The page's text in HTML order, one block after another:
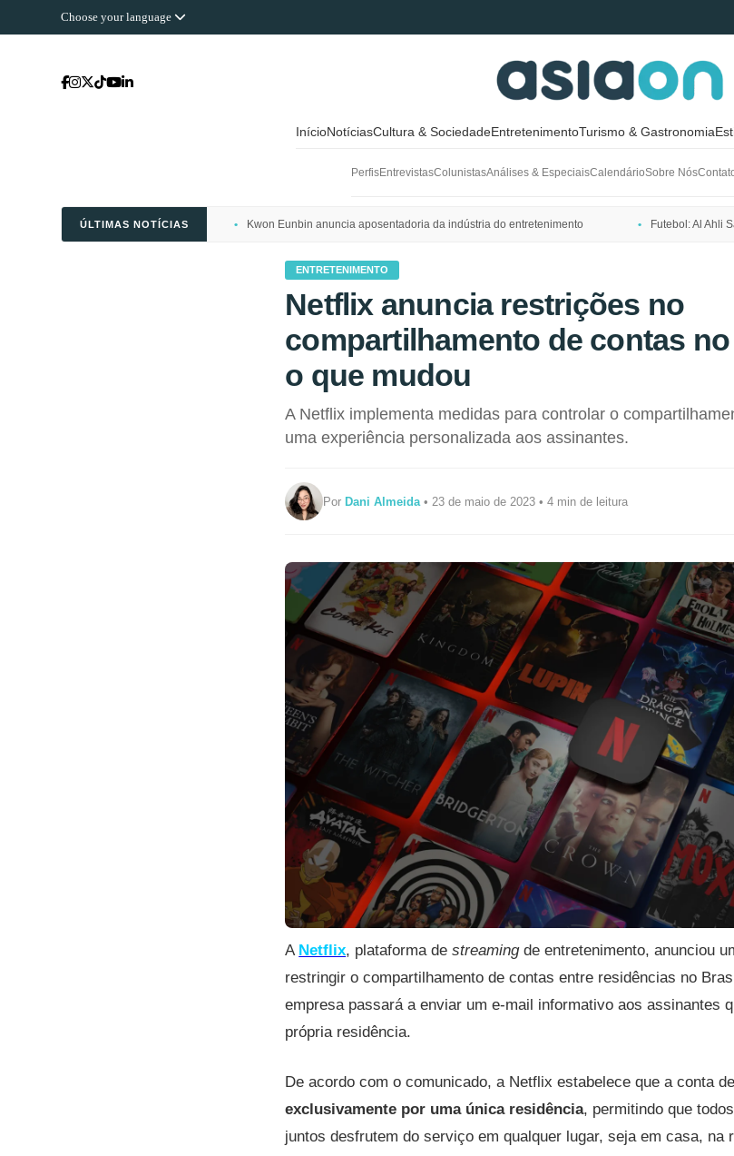
Choose your language
InícioNotíciasCultura & SociedadeEntretenimentoTurismo & Gastronomia
PerfisEntrevistasColunistasAnálises & EspeciaisCalendárioSobre Nós
ÚLTIMAS NOTÍCIAS Kwon Eunbin anuncia aposentadoria da indústria do entretenimento Futebol: Al Ahli
ENTRETENIMENTO
Netflix anuncia restrições no
compartilhamento de contas
o que mudou
A Netflix implementa medidas para controlar o
uma experiência personalizada aos assinantes.
PorDani Almeida • 23 de maio de 2023 • 4 min de leitura
A Netflix, plataforma destreamingde entretenimento, anunciou
restringir o compartilhamento de contas entre residências no
empresa passará a enviar um e-mail informativo aos assinantes
própria residência.
De acordo com o comunicado, a Netflix estabelece que a conta
exclusivamente por uma única residência, permitindo que
juntos desfrutem do serviço em qualquer lugar, seja em casa, na